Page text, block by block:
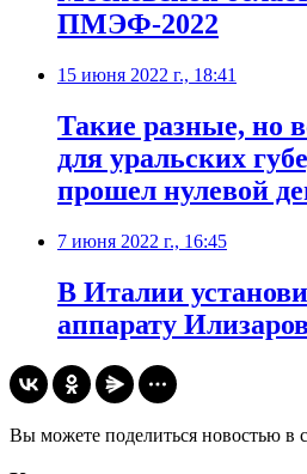
ПМЭФ-2022
15 июня 2022 г., 18:41
​Такие разные, но
для уральских
прошел нулевой
7 июня 2022 г., 16:45
В Италии
аппарату
Вы можете поделиться новостью в